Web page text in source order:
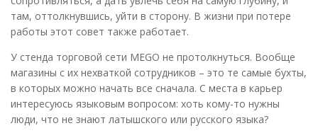
там, оттолкнувшись, уйти в сторону. В жизни при потере
работы этот совет также работает.
У стенда торговой сети MEGO не протолкнуться. Вообще
магазины с их нехваткой сотрудников – это те самые бухты,
в которых можно начать все сначала. С места в карьер
интересуюсь языковым вопросом: хоть кому-то нужны
люди, что не знают латышского или русского языка?